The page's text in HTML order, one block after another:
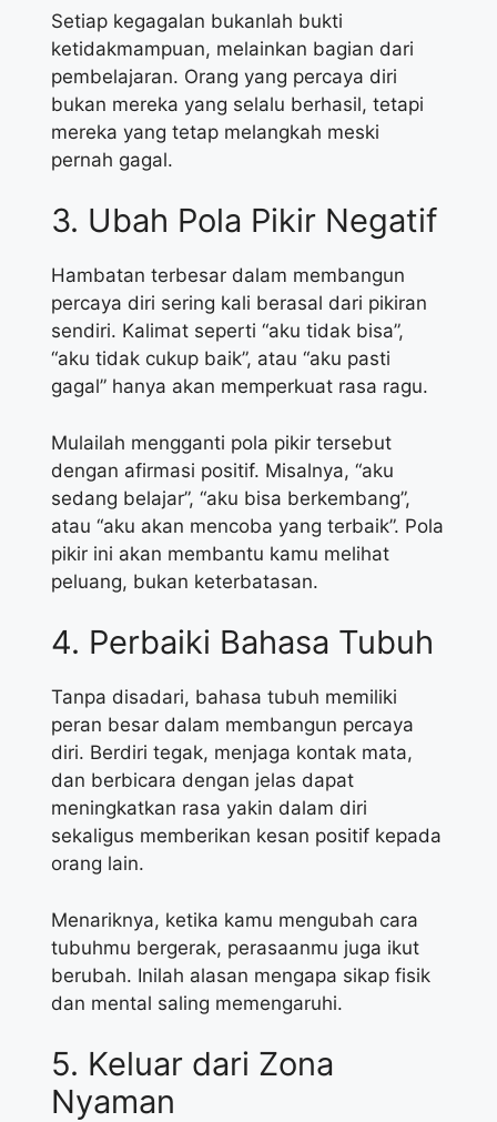
Setiap kegagalan bukanlah bukti
ketidakmampuan, melainkan bagian dari
pembelajaran. Orang yang percaya diri
bukan mereka yang selalu berhasil, tetapi
mereka yang tetap melangkah meski
pernah gagal.
3. Ubah Pola Pikir Negatif
Hambatan terbesar dalam membangun
percaya diri sering kali berasal dari pikiran
sendiri. Kalimat seperti “aku tidak bisa”,
“aku tidak cukup baik”, atau “aku pasti
gagal” hanya akan memperkuat rasa ragu.
Mulailah mengganti pola pikir tersebut
dengan afirmasi positif. Misalnya, “aku
sedang belajar”, “aku bisa berkembang”,
atau “aku akan mencoba yang terbaik”. Pola
pikir ini akan membantu kamu melihat
peluang, bukan keterbatasan.
4. Perbaiki Bahasa Tubuh
Tanpa disadari, bahasa tubuh memiliki
peran besar dalam membangun percaya
diri. Berdiri tegak, menjaga kontak mata,
dan berbicara dengan jelas dapat
meningkatkan rasa yakin dalam diri
sekaligus memberikan kesan positif kepada
orang lain.
Menariknya, ketika kamu mengubah cara
tubuhmu bergerak, perasaanmu juga ikut
berubah. Inilah alasan mengapa sikap fisik
dan mental saling memengaruhi.
5. Keluar dari Zona
Nyaman